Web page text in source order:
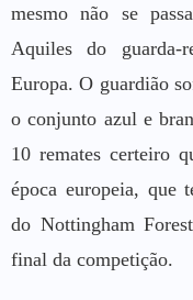
mesmo não se
Aquiles do guarda-
Europa. O guardião
o conjunto azul e
10 remates certeiro
época europeia, que
do Nottingham
final da competição.